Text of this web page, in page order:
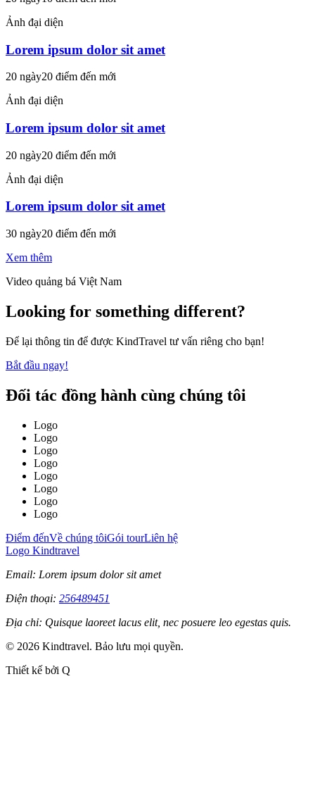
Ảnh đại diện
Lorem ipsum dolor sit amet
20 ngày20 điểm đến mới
Ảnh đại diện
Lorem ipsum dolor sit amet
20 ngày20 điểm đến mới
Ảnh đại diện
Lorem ipsum dolor sit amet
30 ngày20 điểm đến mới
Xem thêm
Video quảng bá Việt Nam
Looking for something different?
Để lại thông tin để được KindTravel tư vấn riêng cho bạn!
Bắt đầu ngay!
Đối tác đồng hành cùng chúng tôi
Logo
Logo
Logo
Logo
Logo
Logo
Logo
Logo
Điểm đếnVề chúng tôiGói tourLiên hệ
Logo Kindtravel
Email: Lorem ipsum dolor sit amet
Điện thoại: 256489451
Địa chỉ: Quisque laoreet lacus elit, nec posuere leo egestas quis.
© 2026 Kindtravel. Bảo lưu mọi quyền.
Thiết kế bởi Q